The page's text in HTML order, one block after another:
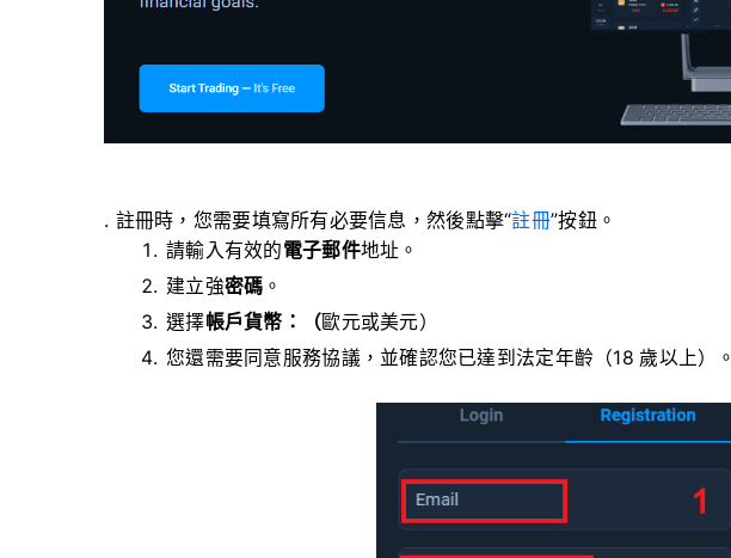
. 註冊時，您需要填寫所有必要信息，然後點擊“註冊”按鈕。
請輸入有效的電子郵件地址。
建立強密碼 。
選擇帳戶貨幣：（歐元或美元）
您還需要同意服務協議，並確認您已達到法定年齡（18 歲以上）。